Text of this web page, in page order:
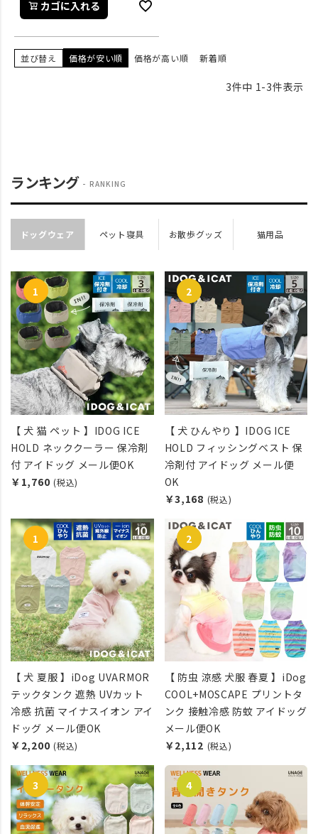
カゴに入れる
並び替え 価格が安い順 価格が高い順 新着順
3件中 1-3件表示
ランキング RANKING
ドッグウェア ペット寝具 お散歩グッズ 猫用品
【 犬 猫 ペット 】IDOG ICE
HOLD ネッククーラー 保冷剤
付 アイドッグ メール便OK
￥1,760 (税込)
【 犬 ひんやり 】IDOG ICE
HOLD フィッシングベスト 保
冷剤付 アイドッグ メール便
OK
￥3,168 (税込)
【 犬 夏服 】iDog UVARMOR
テックタンク 遮熱 UVカット
冷感 抗菌 マイナスイオン アイ
ドッグ メール便OK
￥2,200 (税込)
【 防虫 涼感 犬服 春夏 】iDog
COOL+MOSCAPE プリントタ
ンク 接触冷感 防蚊 アイドッグ
メール便OK
￥2,112 (税込)